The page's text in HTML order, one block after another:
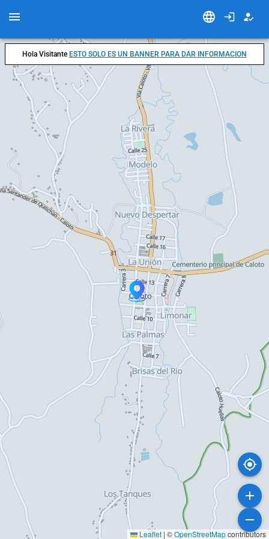
Leaflet | ©OpenStreetMapcontributors
Hola Visitante ESTO SOLO ES UN BANNER PARA DAR INFORMACION